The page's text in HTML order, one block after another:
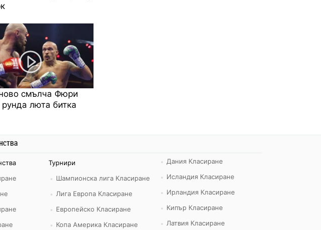
смълча Фюри
рунда люта битка
Турнири
Шампионска лига Класиране
Лига Европа Класиране
Европейско Класиране
Копа Америка Класиране
Дания Класиране
Исландия Класиране
Ирландия Класиране
Кипър Класиране
Латвия Класиране